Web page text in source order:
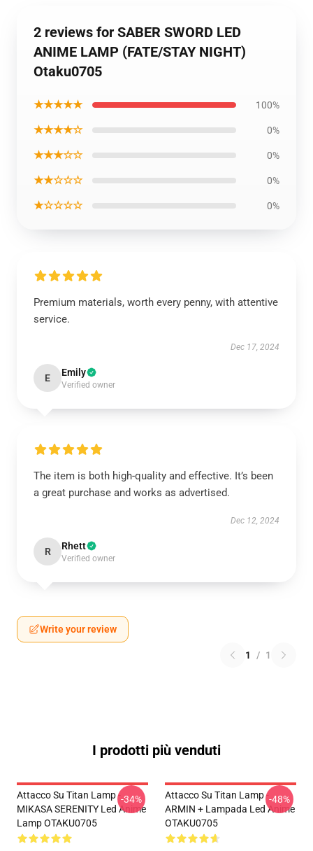
2 reviews for SABER SWORD LED
ANIME LAMP (FATE/STAY NIGHT)
Otaku0705
★★★★★ 100%
★★★★☆ 0%
★★★☆☆ 0%
★★☆☆☆ 0%
★☆☆☆☆ 0%
Premium materials, worth every penny, with attentive
service.
Dec 17, 2024
E Emily
Verified owner
The item is both high-quality and effective. It’s been
a great purchase and works as advertised.
Dec 12, 2024
R Rhett
Verified owner
Write your review
1 / 1
I prodotti più venduti
Attacco Su Titan Lamp -
MIKASA SERENITY Led Anime
Lamp OTAKU0705
-34%
Attacco Su Titan Lamp -
ARMIN + Lampada Led Anime
OTAKU0705
-48%